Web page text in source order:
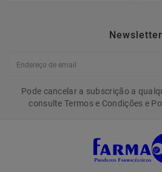
Newsletter
Pode cancelar a subscrição a
consulte Termos e Condições e